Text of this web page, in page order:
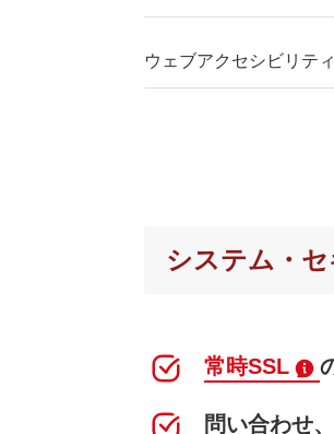
ウェブアクセシビリティ
システム・
常時SSL
問い合わせ